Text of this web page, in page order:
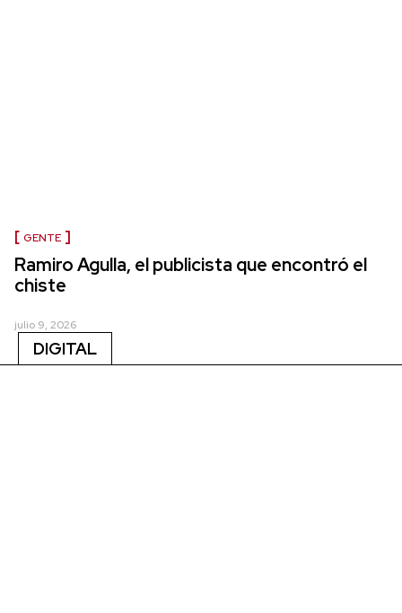
GENTE
Ramiro Agulla, el publicista que encontró el
chiste
julio 9, 2026
DIGITAL